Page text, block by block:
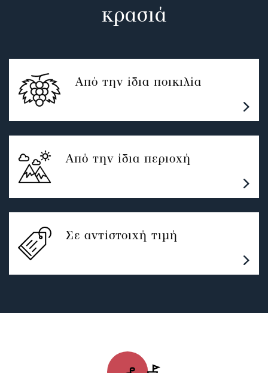
κρασιά
Από την ίδια ποικιλία
Από την ίδια περιοχή
Σε αντίστοιχή τιμή